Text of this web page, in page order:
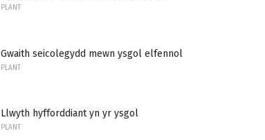
PLANT
Gwaith seicolegydd mewn ysgol elfennol
PLANT
Llwyth hyfforddiant yn yr ysgol
PLANT